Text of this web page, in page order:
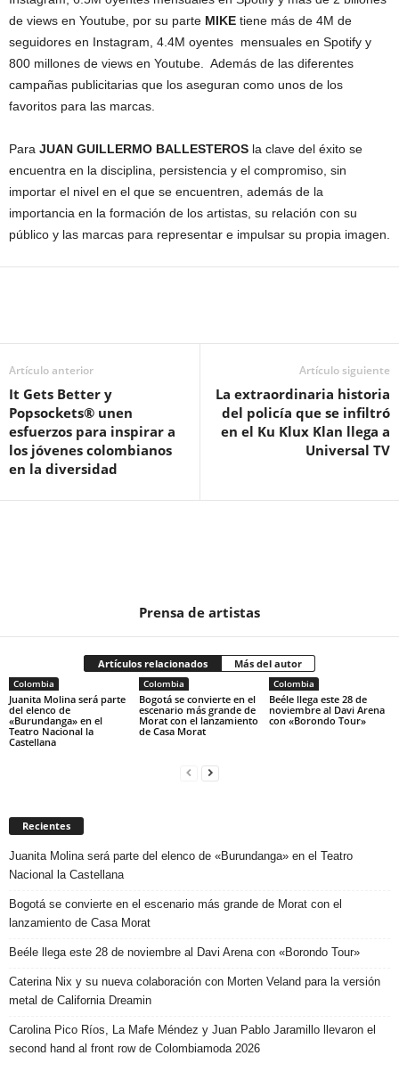
de views en Youtube, por su parte MIKE tiene más de 4M de
seguidores en Instagram, 4.4M oyentes mensuales en Spotify y
800 millones de views en Youtube. Además de las diferentes
campañas publicitarias que los aseguran como unos de los
favoritos para las marcas.
Para JUAN GUILLERMO BALLESTEROS la clave del éxito se
encuentra en la disciplina, persistencia y el compromiso, sin
importar el nivel en el que se encuentren, además de la
importancia en la formación de los artistas, su relación con su
público y las marcas para representar e impulsar su propia imagen.
Artículo anterior
It Gets Better y
Popsockets® unen
esfuerzos para inspirar a
los jóvenes colombianos
en la diversidad
Artículo siguiente
La extraordinaria historia
del policía que se infiltró
en el Ku Klux Klan llega a
Universal TV
Prensa de artistas
Artículos relacionados Más del autor
Colombia
Juanita Molina será parte
del elenco de
«Burundanga» en el
Teatro Nacional la
Castellana
Colombia
Bogotá se convierte en el
escenario más grande de
Morat con el lanzamiento
de Casa Morat
Colombia
Beéle llega este 28 de
noviembre al Davi Arena
con «Borondo Tour»
Recientes
Juanita Molina será parte del elenco de «Burundanga» en el Teatro
Nacional la Castellana
Bogotá se convierte en el escenario más grande de Morat con el
lanzamiento de Casa Morat
Beéle llega este 28 de noviembre al Davi Arena con «Borondo Tour»
Caterina Nix y su nueva colaboración con Morten Veland para la versión
metal de California Dreamin
Carolina Pico Ríos, La Mafe Méndez y Juan Pablo Jaramillo llevaron el
second hand al front row de Colombiamoda 2026